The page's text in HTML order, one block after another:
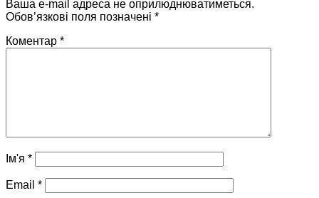
Ваша e-mail адреса не оприлюднюватиметься.
Обов’язкові поля позначені *
Коментар *
Ім'я *
Email *